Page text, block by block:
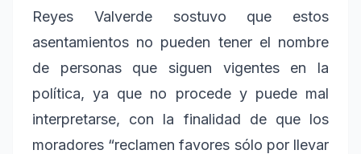
Reyes Valverde sostuvo que estos
asentamientos no pueden tener el nombre
de personas que siguen vigentes en la
política, ya que no procede y puede mal
interpretarse, con la finalidad de que los
moradores “reclamen favores sólo por llevar